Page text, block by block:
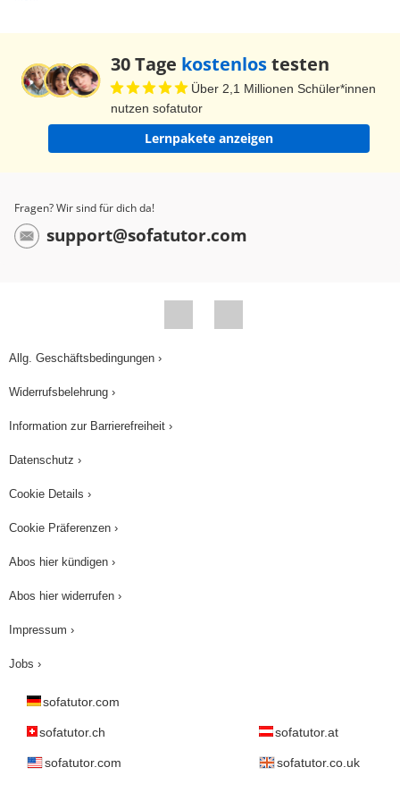
30 Tage kostenlostesten
Über 2,1 Millionen Schüler*innen
nutzen sofatutor
Lernpakete anzeigen
Fragen? Wir sind für dich da!
support@sofatutor.com
Allg. Geschäftsbedingungen ›
Widerrufsbelehrung ›
Information zur Barrierefreiheit ›
Datenschutz ›
Cookie Details ›
Cookie Präferenzen ›
Abos hier kündigen ›
Abos hier widerrufen ›
Impressum ›
Jobs ›
sofatutor.com
sofatutor.ch sofatutor.at
sofatutor.com sofatutor.co.uk